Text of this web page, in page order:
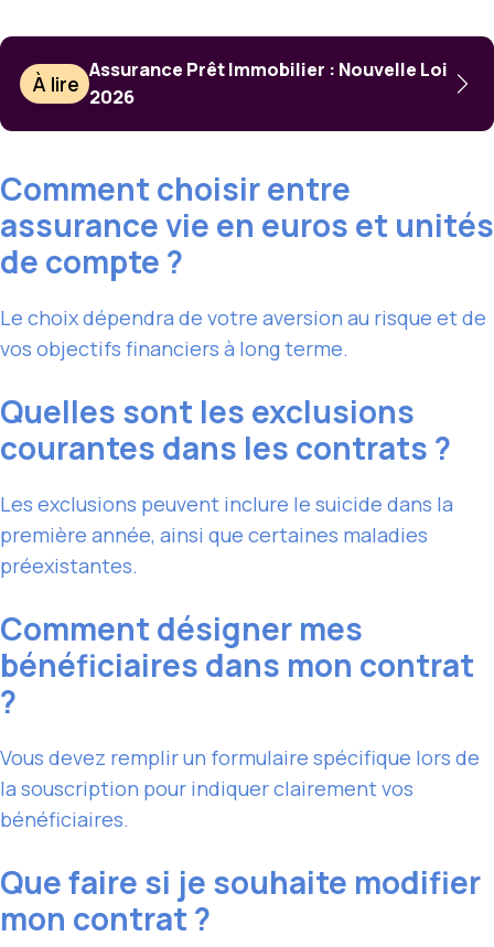
À lire
Assurance Prêt Immobilier : Nouvelle Loi
2026
Comment choisir entre
assurance vie en euros et unités
de compte ?
Le choix dépendra de votre aversion au risque et de
vos objectifs financiers à long terme.
Quelles sont les exclusions
courantes dans les contrats ?
Les exclusions peuvent inclure le suicide dans la
première année, ainsi que certaines maladies
préexistantes.
Comment désigner mes
bénéficiaires dans mon contrat
?
Vous devez remplir un formulaire spécifique lors de
la souscription pour indiquer clairement vos
bénéficiaires.
Que faire si je souhaite modifier
mon contrat ?